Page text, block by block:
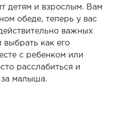
детям и взрослым. Вам
обеде, теперь у вас
важных
как его
с ребенком или
расслабиться и
за малыша.